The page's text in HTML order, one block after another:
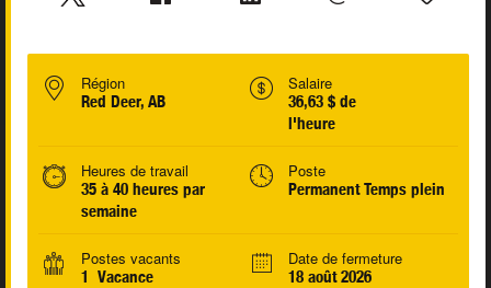
Région
Red Deer, AB
Salaire
36,63 $ de
l'heure
Heures de travail
35 à 40 heures par
semaine
Poste
Permanent Temps plein
Postes vacants
1 Vacance
Date de fermeture
18 août 2026